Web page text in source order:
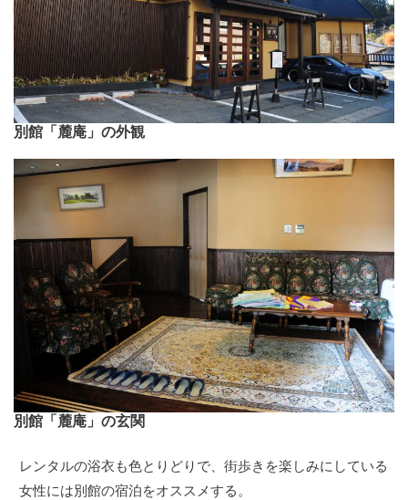
別館「麓庵」の外観
別館「麓庵」の玄関
レンタルの浴衣も色とりどりで、街歩きを楽しみにしている
女性には別館の宿泊をオススメする。